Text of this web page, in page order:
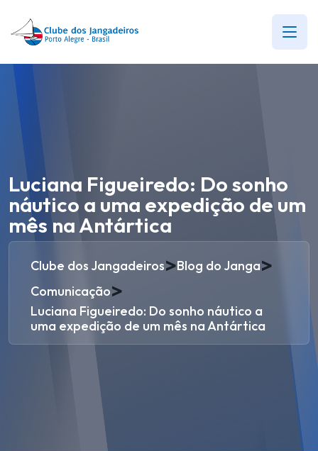
Luciana Figueiredo: Do sonho
náutico a uma expedição de um
mês na Antártica
Clube dos Jangadeiros>Blog do Janga>
Comunicação>
Luciana Figueiredo: Do sonho náutico a
uma expedição de um mês na Antártica